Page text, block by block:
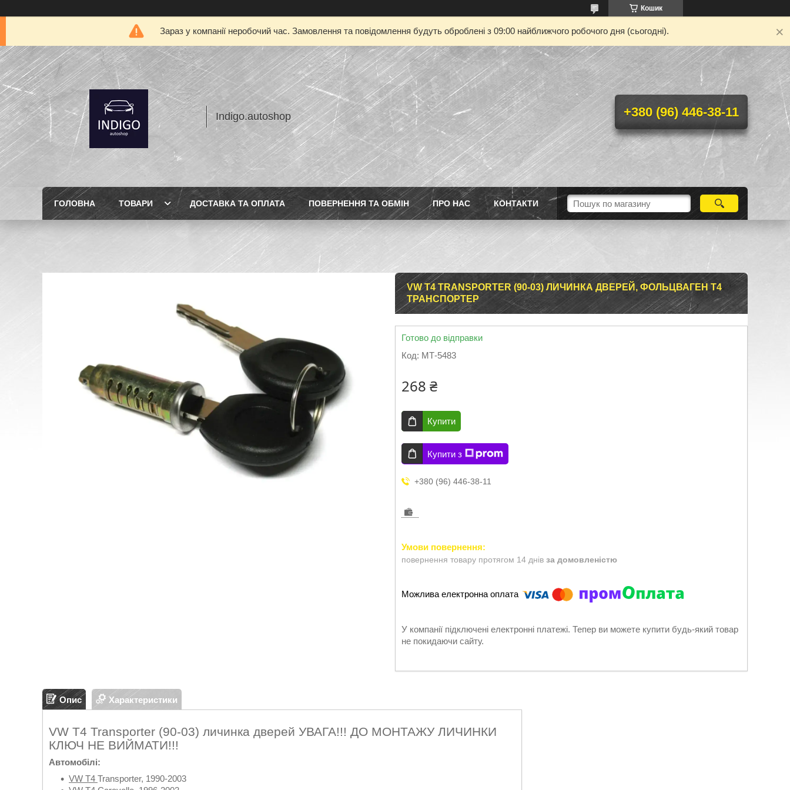
Кошик
Зараз у компанії неробочий час. Замовлення та повідомлення будуть оброблені з 09:00 найближчого робочого дня (сьогодні).
Indigo.autoshop +380 (96) 446-38-11
ГОЛОВНА ТОВАРИ ДОСТАВКА ТА ОПЛАТА ПОВЕРНЕННЯ ТА ОБМІН ПРО НАС КОНТАКТИ
VW T4 TRANSPORTER (90-03) ЛИЧИНКА ДВЕРЕЙ, ФОЛЬЦВАГЕН Т4
ТРАНСПОРТЕР
Готово до відправки
Код: МТ-5483
268 ₴
Купити
Купити з
+380 (96) 446-38-11
повернення товару протягом 14 днів за домовленістю
У компанії підключені електронні платежі. Тепер ви можете купити будь-який товар
не покидаючи сайту.
Опис Характеристики
VW T4 Transporter (90-03) личинка дверей УВАГА!!! ДО МОНТАЖУ ЛИЧИНКИ
КЛЮЧ НЕ ВИЙМАТИ!!!
Автомобілі:
VW T4 Transporter, 1990-2003